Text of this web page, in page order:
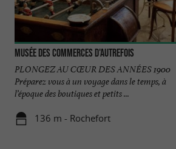
Musée des commerces d'autrefois
PLONGEZ AU CŒUR DES ANNÉES 1900
Préparez vous à un voyage dans le temps, à
l’époque des boutiques et petits ...
136 m - Rochefort